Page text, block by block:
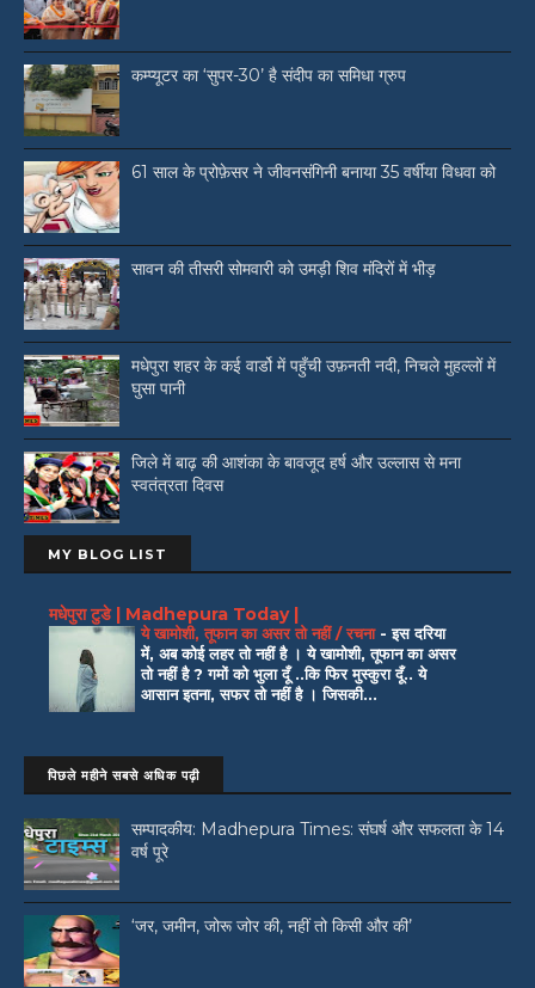
कम्प्यूटर का ‘सुपर-30’ है संदीप का समिधा ग्रुप
61 साल के प्रोफ़ेसर ने जीवनसंगिनी बनाया 35 वर्षीया विधवा को
सावन की तीसरी सोमवारी को उमड़ी शिव मंदिरों में भीड़
मधेपुरा शहर के कई वार्डो में पहुँची उफ़नती नदी, निचले मुहल्लों में
घुसा पानी
जिले में बाढ़ की आशंका के बावजूद हर्ष और उल्लास से मना
स्वतंत्रता दिवस
MY BLOG LIST
मधेपुरा टुडे | Madhepura Today |
ये खामोशी, तूफान का असर तो नहीं / रचना -इस दरिया
में, अब कोई लहर तो नहीं है । ये खामोशी, तूफान का असर
तो नहीं है ? गमों को भुला दूँ ..कि फिर मुस्कुरा दूँ.. ये
आसान इतना, सफर तो नहीं है । जिसकी...
पिछले महीने सबसे अधिक पढ़ी
सम्पादकीय: Madhepura Times: संघर्ष और सफलता के 14
वर्ष पूरे
‘जर, जमीन, जोरू जोर की, नहीं तो किसी और की’